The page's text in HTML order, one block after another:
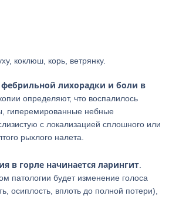
коклюш, корь, ветрянку.
фебрильной лихорадки и боли в
определяют, что воспалилось
гиперемированные небные
с локализацией сплошного или
рыхлого налета.
в горле начинается ларингит
патологии будет изменение голоса
осиплость, вплоть до полной потери),